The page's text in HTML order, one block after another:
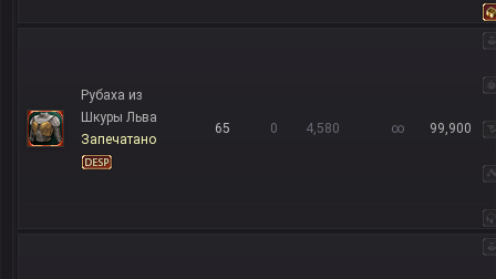
Рубаха из
Шкуры Льва
Запечатано
65 0 4,580 ∞ 99,900